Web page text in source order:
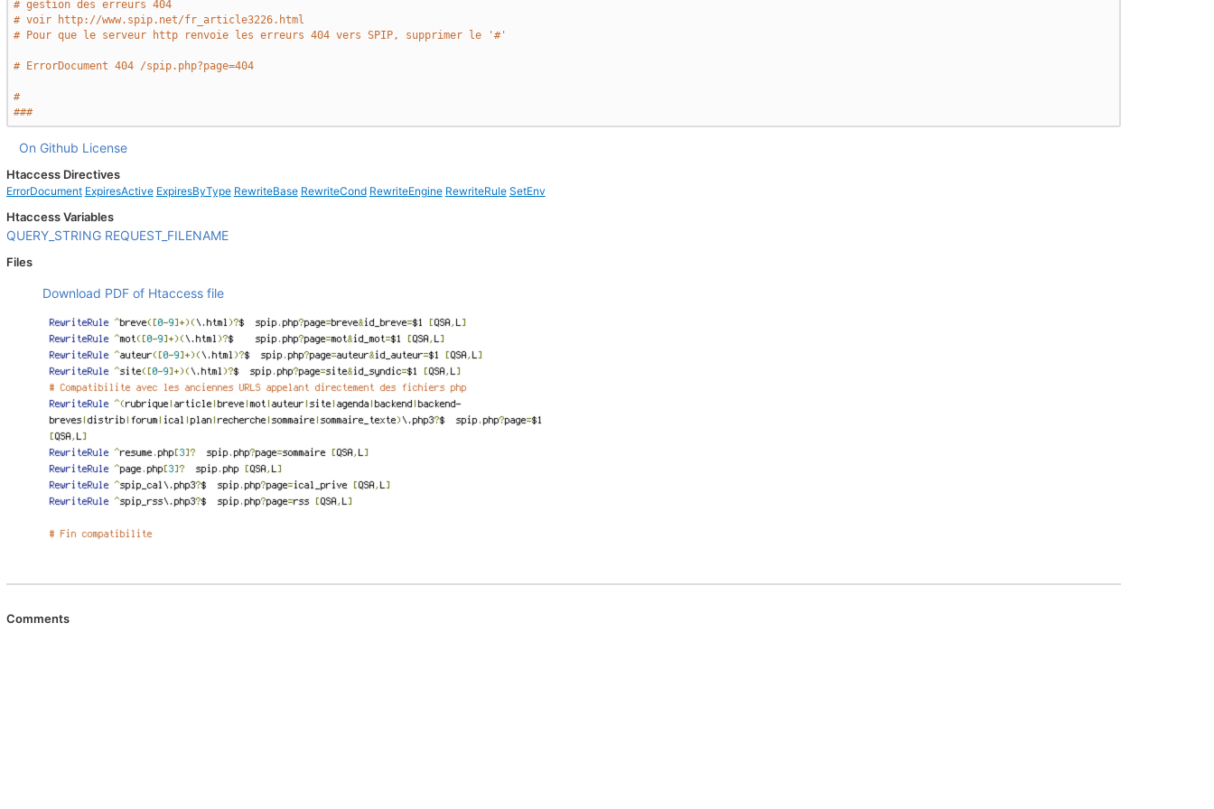
# gestion des erreurs 404
# voir http://www.spip.net/fr_article3226.html
# Pour que le serveur http renvoie les erreurs 404 vers SPIP, supprimer le '#'
# ErrorDocument 404 /spip.php?page=404
#
###
On Github License
Htaccess Directives
ErrorDocument ExpiresActive ExpiresByType RewriteBase RewriteCond RewriteEngine RewriteRule SetEnv
Htaccess Variables
QUERY_STRING REQUEST_FILENAME
Files
Download PDF of Htaccess file
Comments